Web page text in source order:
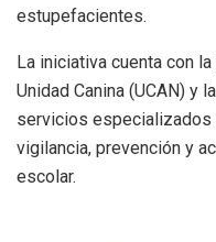
estupefacientes.
La iniciativa cuenta con
Unidad Canina (UCAN) y
servicios especializados
vigilancia, prevención y
escolar.